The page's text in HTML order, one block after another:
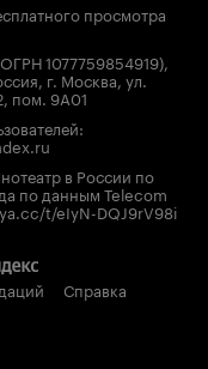
просмотра
1077759854919),
г. Москва, ул.
пом. 9А01
в России по
по данным Telecom
ya.cc/t/eIyN-DQJ9rV98i
Справка